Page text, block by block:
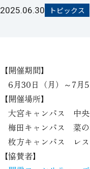
2025.06.30 トピックス
【開催期間】
6月30日（月）～7月5
【開催場所】
大宮キャンパス 中央
梅田キャンパス 菜
枚方キャンパス レス
【協賛者】